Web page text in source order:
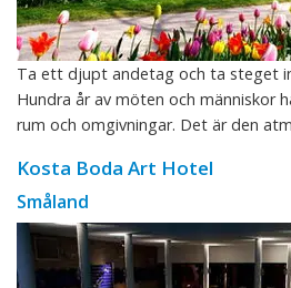
Ta ett djupt andetag och ta steget
Hundra år av möten och människor
rum och omgivningar. Det är den
Kosta Boda Art Hotel
Småland